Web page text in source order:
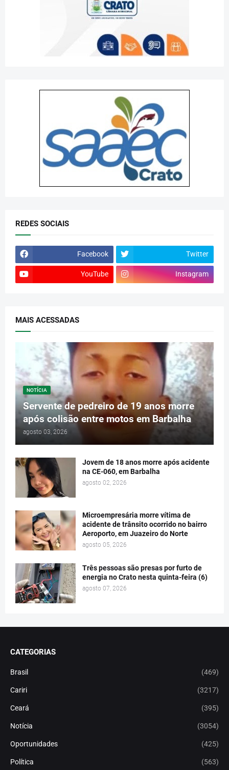
REDES SOCIAIS
Facebook Twitter
YouTube Instagram
MAIS ACESSADAS
NOTÍCIA
Servente de pedreiro de 19 anos morre
após colisão entre motos em Barbalha
agosto 03, 2026
Jovem de 18 anos morre após acidente
na CE-060, em Barbalha
agosto 02, 2026
Microempresária morre vítima de
acidente de trânsito ocorrido no bairro
Aeroporto, em Juazeiro do Norte
agosto 05, 2026
Três pessoas são presas por furto de
energia no Crato nesta quinta-feira (6)
agosto 07, 2026
CATEGORIAS
Brasil (469)
Cariri (3217)
Ceará (395)
Notícia (3054)
Oportunidades (425)
Política (563)